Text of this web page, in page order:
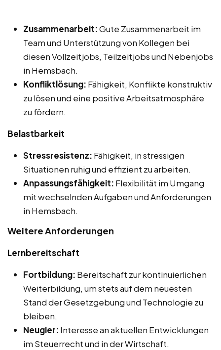
Zusammenarbeit:Gute Zusammenarbeit im
Team und Unterstützung von Kollegen bei
diesen Vollzeitjobs, Teilzeitjobs und Nebenjobs
in Hemsbach.
Konfliktlösung: Fähigkeit, Konflikte konstruktiv
zu lösen und eine positive Arbeitsatmosphäre
zu fördern.
Belastbarkeit
Stressresistenz: Fähigkeit, in stressigen
Situationen ruhig und effizient zu arbeiten.
Anpassungsfähigkeit: Flexibilität im Umgang
mit wechselnden Aufgaben und Anforderungen
in Hemsbach.
Weitere Anforderungen
Lernbereitschaft
Fortbildung: Bereitschaft zur kontinuierlichen
Weiterbildung, um stets auf dem neuesten
Stand der Gesetzgebung und Technologie zu
bleiben.
Neugier: Interesse an aktuellen Entwicklungen
im Steuerrecht und in der Wirtschaft.